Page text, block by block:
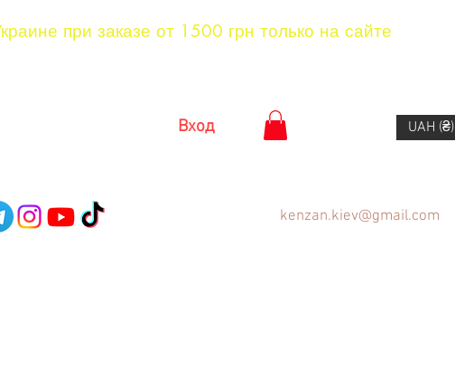
при заказе от 1500 грн только на сайте
Вход UAH (₴)
kenzan.kiev@gmail.com